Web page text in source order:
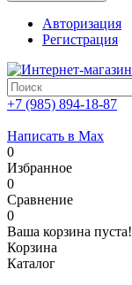
Авторизация
Регистрация
+7 (985) 894-18-87
Написать в Max
0
Избранное
0
Сравнение
0
Ваша корзина пуста!
Корзина
Каталог